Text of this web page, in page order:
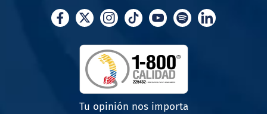
Tu opinión nos importa